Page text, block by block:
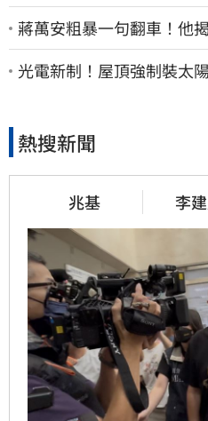
蔣萬安粗暴一句翻車！他
水哪時道歉
光電新制！屋頂強制裝太
熱搜新聞
兆基 李